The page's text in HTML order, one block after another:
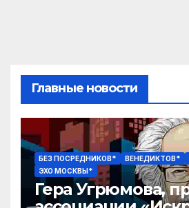
Главные новости
БЕЗ ПОСРЕДНИКОВ* ВЕНЕДИКТОВ*
ЭХО МОСКВЫ*
Гера Угрюмова,